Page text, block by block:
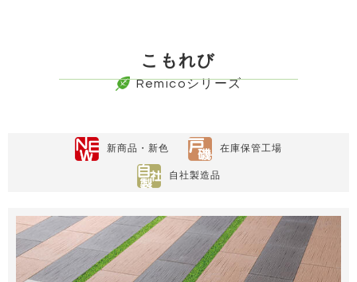
こもれび
Remicoシリーズ
新商品・新色 在庫保管工場
自社製造品